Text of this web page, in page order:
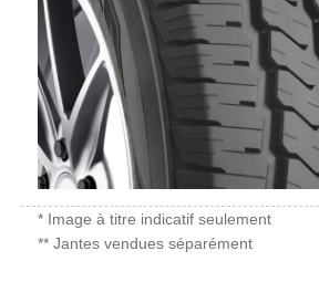
* Image à titre indicatif seulement
** Jantes vendues séparément